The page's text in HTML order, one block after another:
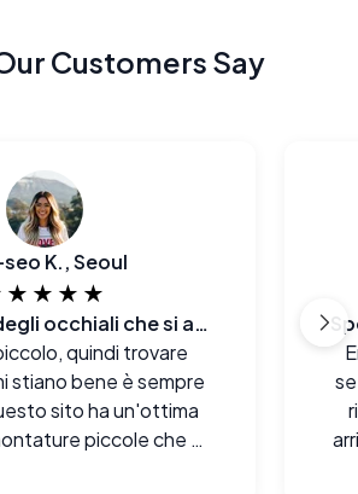
Customers Say
K., Seoul
Finalmente, degli occhiali che si adattano al mio viso E al mio budget.
quindi trovare
stiano bene è sempre
sito ha un'ottima
piccole che mi